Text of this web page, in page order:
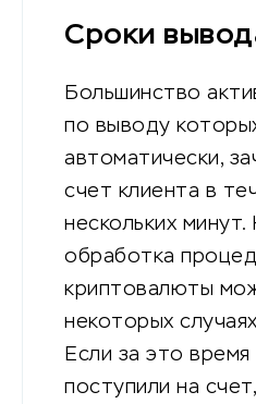
Сроки
Большинство
по выводу
автоматически,
счет клиента в
нескольких минут.
обработка
криптовалюты
некоторых
Если за это
поступили на